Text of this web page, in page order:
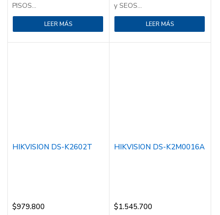
PISOS...
LEER MÁS
y SEOS...
LEER MÁS
HIKVISION DS-K2602T
$979.800
HIKVISION DS-K2M0016A
$1.545.700